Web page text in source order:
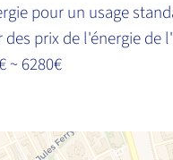
pour un usage
des prix de l'énergie de
~ 6280€